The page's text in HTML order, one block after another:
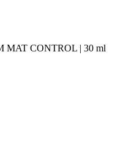
MAT CONTROL | 30 ml